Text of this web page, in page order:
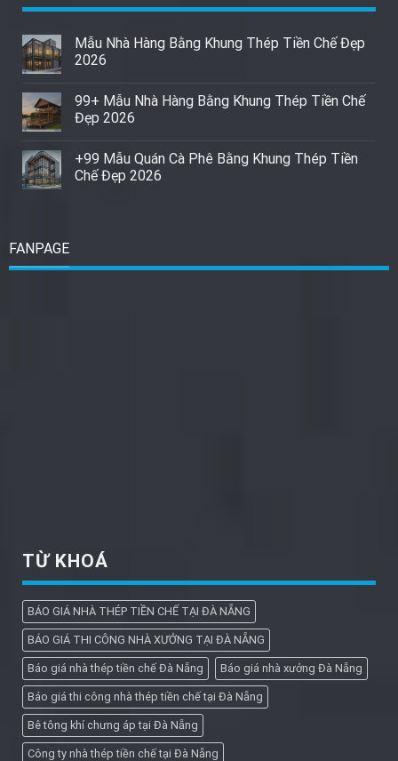
Mẫu Nhà Hàng Bằng Khung Thép Tiền Chế Đẹp
2026
99+ Mẫu Nhà Hàng Bằng Khung Thép Tiền Chế
Đẹp 2026
+99 Mẫu Quán Cà Phê Bằng Khung Thép Tiền
Chế Đẹp 2026
FANPAGE
TỪ KHOÁ
BÁO GIÁ NHÀ THÉP TIỀN CHẾ TẠI ĐÀ NẴNG
BÁO GIÁ THI CÔNG NHÀ XƯỞNG TẠI ĐÀ NẴNG
Báo giá nhà thép tiền chế Đà Nẵng Báo giá nhà xưởng Đà Nẵng
Báo giá thi công nhà thép tiền chế tại Đà Nẵng
Bê tông khí chưng áp tại Đà Nẵng
Công ty nhà thép tiền chế tại Đà Nẵng